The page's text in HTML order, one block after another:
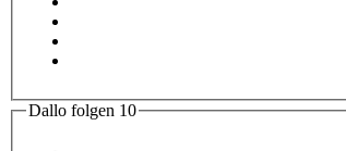
Dallo folgen 10